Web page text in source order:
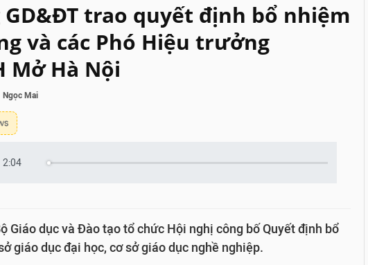
trao quyết định bổ nhiệm
và các Phó Hiệu trưởng
Mở Hà Nội
Ngọc Mai
2:04
Giáo dục và Đào tạo tổ chức Hội nghị công bố Quyết định bổ
giáo dục đại học, cơ sở giáo dục nghề nghiệp.